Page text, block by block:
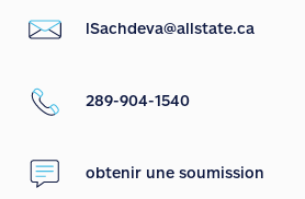
lSachdeva@allstate.ca
289-904-1540
obtenir une soumission